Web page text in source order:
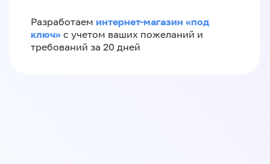
Разработаем интернет-магазин «‎под
ключ»‎ с учетом ваших пожеланий и
требований за 20 дней